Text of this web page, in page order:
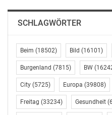
als im Vorjahr in der
beträgt derzeit rund 0°C,
Das Programm auf allen
dauert bis 02.00 Uhr in
größte Bühne am
mit ihrem Programm.
SCHLAGWÖRTER
Beim (18502) Bild (16101)
Burgenland (7815) BW
City (5725) Europa (39808)
Freitag (33234) Gesundheit